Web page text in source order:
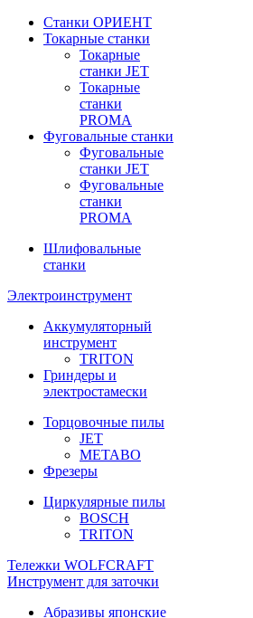
Станки ОРИЕНТ
Токарные станки
Toкарные
станки JET
Токарные
станки
PROMA
Фуговальные станки
Фуговальные
станки JET
Фуговальные
станки
PROMA
Шлифовальные
станки
Электроинструмент
Аккумуляторный
инструмент
TRITON
Гриндеры и
электростамески
Торцовочные пилы
JET
METABO
Фрезеры
Циркулярные пилы
BOSCH
TRITON
Тележки WOLFCRAFT
Инструмент для заточки
Абразивы японские